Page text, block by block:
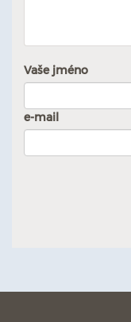
Vaše jméno
e-mail